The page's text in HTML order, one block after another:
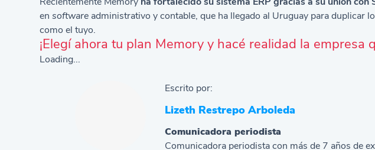
ensoftware administrativo y contable, que ha llegado al Uruguay para duplicar
como el tuyo.
¡Elegí ahora tu plan Memory y hacé realidad la empresa
Loading...
Escrito por:
Lizeth Restrepo Arboleda
Comunicadora periodista
Comunicadora periodista con más de 7 años de